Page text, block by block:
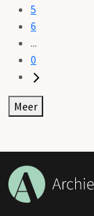
5
6
...
0
Meer